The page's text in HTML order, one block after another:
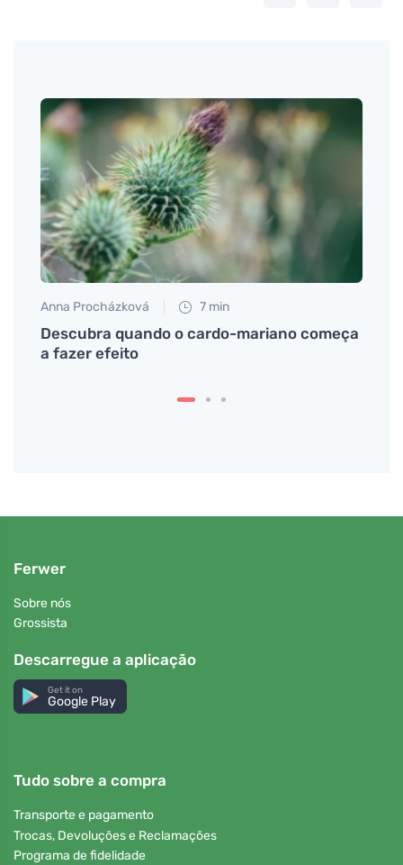
Anna Procházková 7 min
Descubra quando o cardo-mariano começa
a fazer efeito
Ferwer
Sobre nós
Grossista
Descarregue a aplicação
Get it on
Google Play
Tudo sobre a compra
Transporte e pagamento
Trocas, Devoluções e Reclamações
Programa de fidelidade